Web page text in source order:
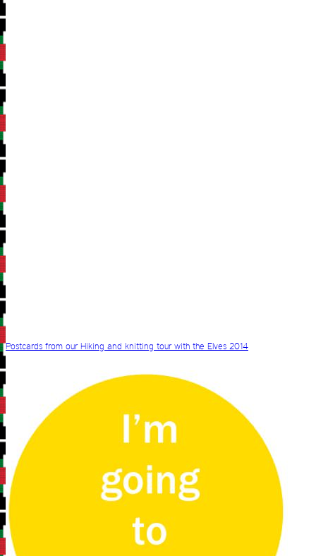
Postcards from our Hiking and knitting tour with the Elves 2014